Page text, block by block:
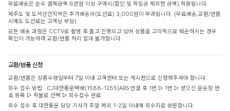
무료배송은 순수 결제금액 6만원 이상 구매시(할인 및 적립금 제외한 금액) 적용됩니다.
제주도 및 도서산간지역은 추가배송비(도선료) 3,000원이 부과됩니다. (무료배송,교환/반품
시에도 도선료는 고객님 부담)
모든 배송 과정은 CCTV로 촬영 후 출고 진행되고 있어 상품을 고의적으로 훼손하시는 경우
확인이 가능하며 교환/반품 처리 절대 불가합니다.
교환/반품 신청
교환/반품은 상품수령일부터 7일 이내 고객센터 또는 게시판으로 신청해주셔야 합니다.
회수 접수 방법 : CJ대한통운택배(1588-1255)ARS 연결 후 1번 ▷ 1번 ▷ 받으신 운송장 번
호 등록 ▷ 착불로 선택 ▷ 회수접수 완료
회수 접수 후 대한통운 담당 기사가 주말 제외 1-2일 이내에 회수지로 방문합니다.